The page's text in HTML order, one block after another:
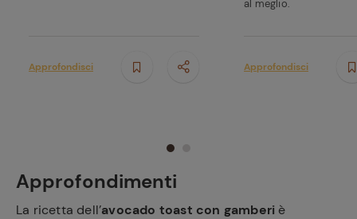
Approfondimenti
La ricetta dell’avocado toast con gamberi è
Approfondisci
al meglio.
Approfondisci